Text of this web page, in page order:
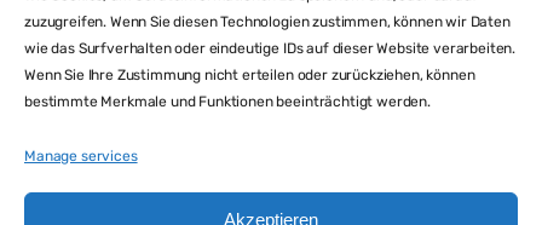
zuzugreifen. Wenn Sie diesen Technologien zustimmen, können wir Daten
wie das Surfverhalten oder eindeutige IDs auf dieser Website verarbeiten.
Wenn Sie Ihre Zustimmung nicht erteilen oder zurückziehen, können
bestimmte Merkmale und Funktionen beeinträchtigt werden.
Manage services
Akzeptieren
M
O
I
L